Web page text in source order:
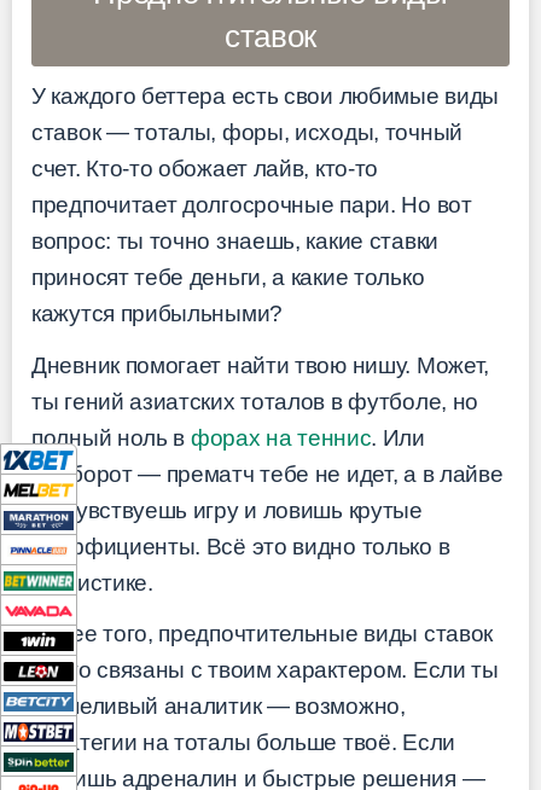
ставок
У каждого беттера есть свои любимые виды
ставок — тоталы, форы, исходы, точный
счет. Кто-то обожает лайв, кто-то
предпочитает долгосрочные пари. Но вот
вопрос: ты точно знаешь, какие ставки
приносят тебе деньги, а какие только
кажутся прибыльными?
Дневник помогает найти твою нишу. Может,
ты гений азиатских тоталов в футболе, но
полный ноль в форах на теннис. Или
наоборот — прематч тебе не идет, а в лайве
ты чувствуешь игру и ловишь крутые
коэффициенты. Всё это видно только в
статистике.
Более того, предпочтительные виды ставок
часто связаны с твоим характером. Если ты
терпеливый аналитик — возможно,
стратегии на тоталы больше твоё. Если
любишь адреналин и быстрые решения —